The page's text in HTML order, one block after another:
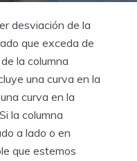
desviación de la
que exceda de
la columna
una curva en la
curva en la
la columna
a lado o en
que estemos